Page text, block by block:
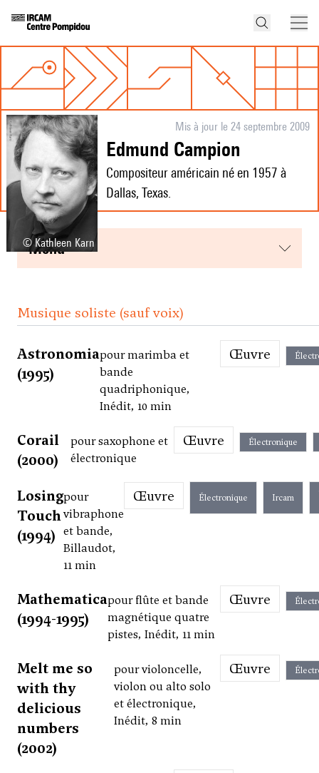
© Kathleen Karn
Mis à jour le 24 septembre 2009
Edmund Campion
Compositeur américain né en 1957 à
Dallas, Texas.
menu
Musique soliste (sauf voix)
Astronomia
(1995)
pour marimba et
bande
quadriphonique,
Inédit, 10 min
Œuvre
Corail
(2000)
pour saxophone et
électronique
Œuvre Électronique
Losing
Touch
(1994)
pour
vibraphone
et bande,
Billaudot,
11 min
Œuvre Électronique Ircam
Mathematica
(1994-1995)
pour flûte et bande
magnétique quatre
pistes, Inédit, 11 min
Œuvre
Melt me so
with thy
delicious
numbers
(2002)
pour violoncelle,
violon ou alto solo
et électronique,
Inédit, 8 min
Œuvre